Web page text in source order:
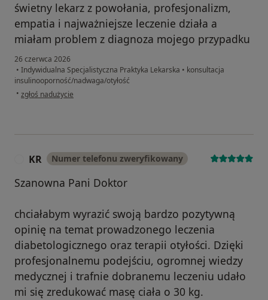
świetny lekarz z powołania, profesjonalizm,
empatia i najważniejsze leczenie działa a
miałam problem z diagnoza mojego przypadku
26 czerwca 2026
• Indywidualna Specjalistyczna Praktyka Lekarska • konsultacja
insulinooporność/nadwaga/otyłość
• w opinii użytkownika Dorota
zgłoś nadużycie
KR Numer telefonu zweryfikowany
Szanowna Pani Doktor
chciałabym wyrazić swoją bardzo pozytywną
opinię na temat prowadzonego leczenia
diabetologicznego oraz terapii otyłości. Dzięki
profesjonalnemu podejściu, ogromnej wiedzy
medycznej i trafnie dobranemu leczeniu udało
mi się zredukować masę ciała o 30 kg.